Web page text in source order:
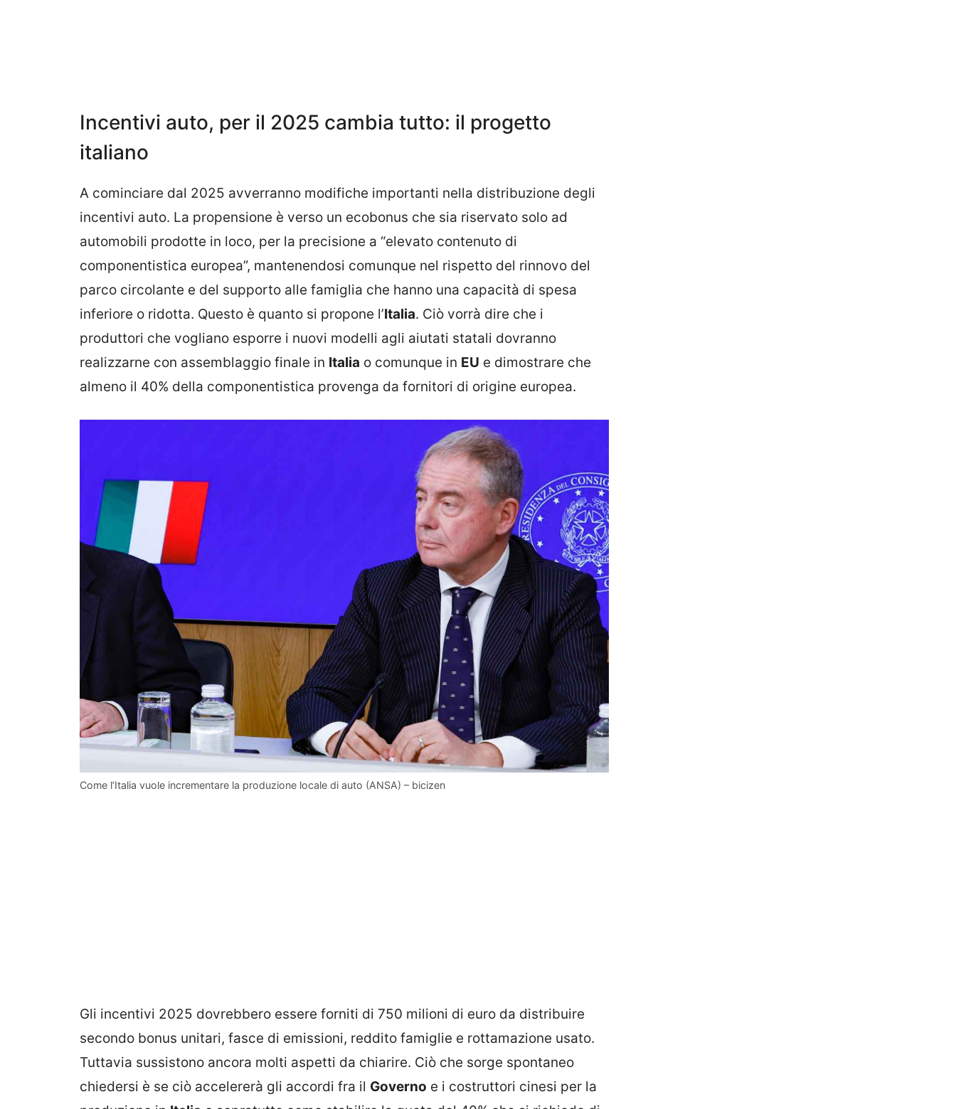
Incentivi auto, per il 2025 cambia tutto: il progetto
italiano
A cominciare dal 2025 avverranno modifiche importanti nella distribuzione degli
incentivi auto. La propensione è verso un ecobonus che sia riservato solo ad
automobili prodotte in loco, per la precisione a “elevato contenuto di
componentistica europea”, mantenendosi comunque nel rispetto del rinnovo del
parco circolante e del supporto alle famiglia che hanno una capacità di spesa
inferiore o ridotta. Questo è quanto si propone l’Italia. Ciò vorrà dire che i
produttori che vogliano esporre i nuovi modelli agli aiutati statali dovranno
realizzarne con assemblaggio finale in Italia o comunque in EU e dimostrare che
almeno il 40% della componentistica provenga da fornitori di origine europea.
Come l’Italia vuole incrementare la produzione locale di auto (ANSA) – bicizen
Gli incentivi 2025 dovrebbero essere forniti di 750 milioni di euro da distribuire
secondo bonus unitari, fasce di emissioni, reddito famiglie e rottamazione usato.
Tuttavia sussistono ancora molti aspetti da chiarire. Ciò che sorge spontaneo
chiedersi è se ciò accelererà gli accordi fra il Governo e i costruttori cinesi per la